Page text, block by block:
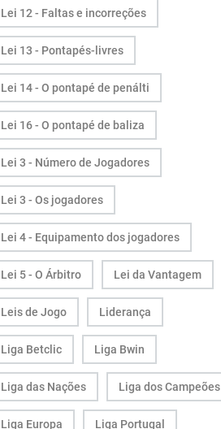
Lei 12 - Faltas e incorreções
Lei 13 - Pontapés-livres
Lei 14 - O pontapé de penálti
Lei 16 - O pontapé de baliza
Lei 3 - Número de Jogadores
Lei 3 - Os jogadores
Lei 4 - Equipamento dos jogadores
Lei 5 - O Árbitro Lei da Vantagem
Leis de Jogo Liderança
Liga Betclic Liga Bwin
Liga das Nações Liga dos Campeões
Liga Europa Liga Portugal